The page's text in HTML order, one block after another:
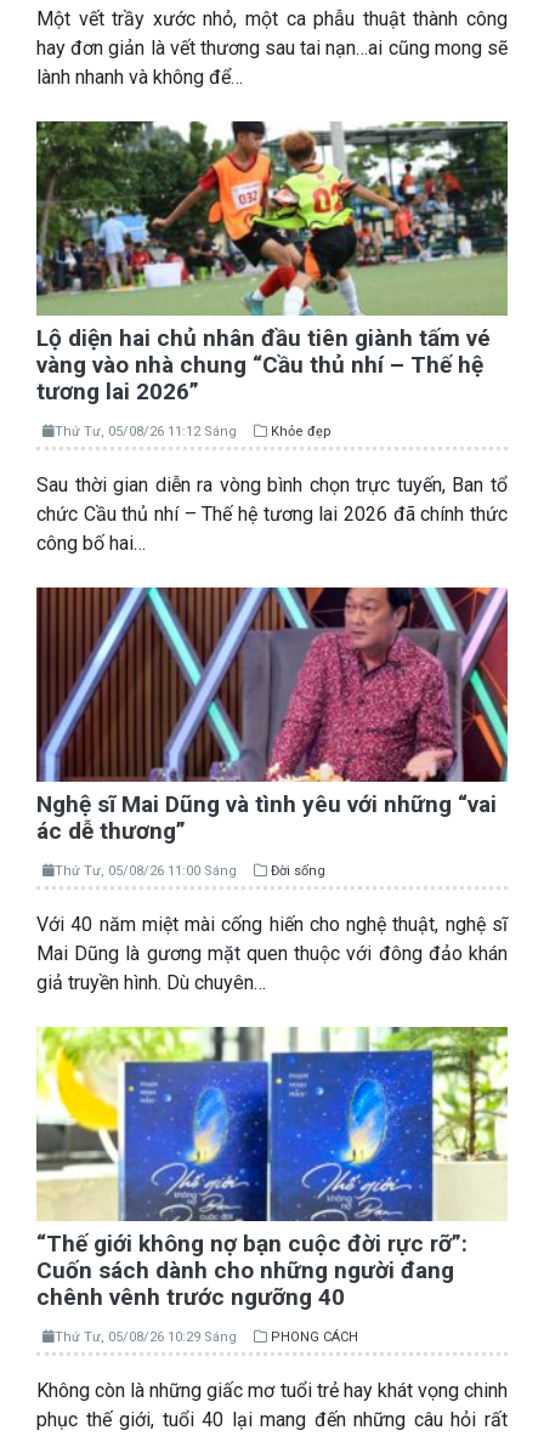
Một vết trầy xước nhỏ, một ca phẫu thuật thành công
hay đơn giản là vết thương sau tai nạn…ai cũng mong sẽ
lành nhanh và không để…
Lộ diện hai chủ nhân đầu tiên giành tấm vé
vàng vào nhà chung “Cầu thủ nhí – Thế hệ
tương lai 2026”
Thứ Tư, 05/08/26 11:12 Sáng Khỏe đẹp
Sau thời gian diễn ra vòng bình chọn trực tuyến, Ban tổ
chức Cầu thủ nhí – Thế hệ tương lai 2026 đã chính thức
công bố hai…
Nghệ sĩ Mai Dũng và tình yêu với những “vai
ác dễ thương”
Thứ Tư, 05/08/26 11:00 Sáng Đời sống
Với 40 năm miệt mài cống hiến cho nghệ thuật, nghệ sĩ
Mai Dũng là gương mặt quen thuộc với đông đảo khán
giả truyền hình. Dù chuyên…
“Thế giới không nợ bạn cuộc đời rực rỡ”:
Cuốn sách dành cho những người đang
chênh vênh trước ngưỡng 40
Thứ Tư, 05/08/26 10:29 Sáng PHONG CÁCH
Không còn là những giấc mơ tuổi trẻ hay khát vọng chinh
phục thế giới, tuổi 40 lại mang đến những câu hỏi rất